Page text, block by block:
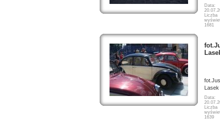
Data:
Liczba
1681
Lasek
Data:
Liczba
1639